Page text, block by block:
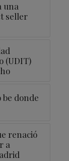
una
seller
(UDIT)
be donde
renació
a